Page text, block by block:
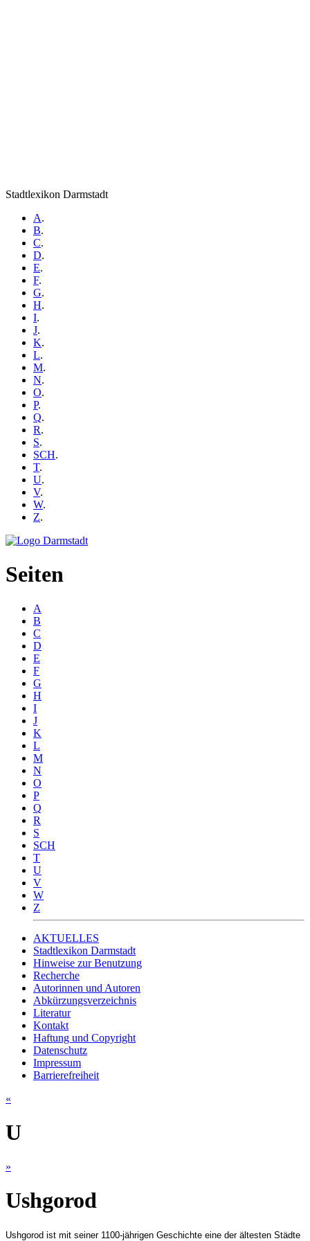
Stadtlexikon Darmstadt
A.
B.
C.
D.
E.
F.
G.
H.
I.
J.
K.
L.
M.
N.
O.
P.
Q.
R.
S.
SCH.
T.
U.
V.
W.
Z.
Seiten
A
B
C
D
E
F
G
H
I
J
K
L
M
N
O
P
Q
R
S
SCH
T
U
V
W
Z
AKTUELLES
Stadtlexikon Darmstadt
Hinweise zur Benutzung
Recherche
Autorinnen und Autoren
Abkürzungsverzeichnis
Literatur
Kontakt
Haftung und Copyright
Datenschutz
Impressum
Barrierefreiheit
«
U
»
Ushgorod
Ushgorod ist mit seiner 1100-jährigen Geschichte eine der ältesten Städte